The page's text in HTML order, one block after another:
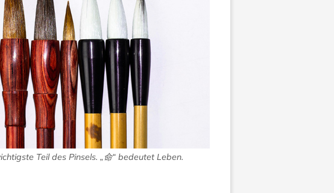
Teil des Pinsels. „命“ bedeutet Leben.